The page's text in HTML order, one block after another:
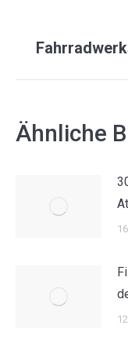
Ähnliche